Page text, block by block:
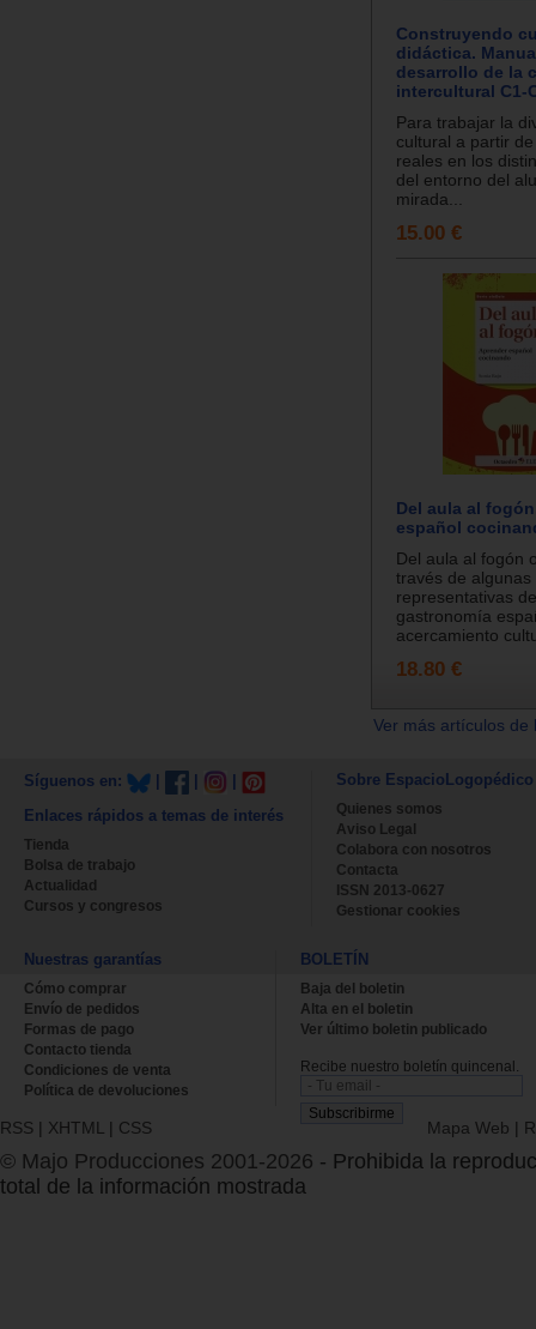
Construyendo
didáctica.
desarrollo de la
intercultural C1-
Para trabajar la
cultural a partir
reales en los
del entorno del
mirada...
15.00 €
Del aula al
español
Del aula al fogón
través de algunas
representativas
gastronomía
acercamiento
18.80 €
Ver más artículos
Síguenos en:
Enlaces rápidos a temas de interés
Tienda
Bolsa de trabajo
Actualidad
Cursos y congresos
Sobre EspacioLogopédico
Quienes somos
Aviso Legal
Colabora con nosotros
Contacta
ISSN 2013-0627
Gestionar cookies
Nuestras garantías
Cómo comprar
Envío de pedidos
Formas de pago
Contacto tienda
Condiciones de venta
Política de devoluciones
BOLETÍN
Baja del boletin
Alta en el boletin
Ver último boletin publicado
Recibe nuestro boletín quincenal.
RSS | XHTML | CSS Mapa Web |
© Majo Producciones 2001-2026 - Prohibida la
total de la información mostrada